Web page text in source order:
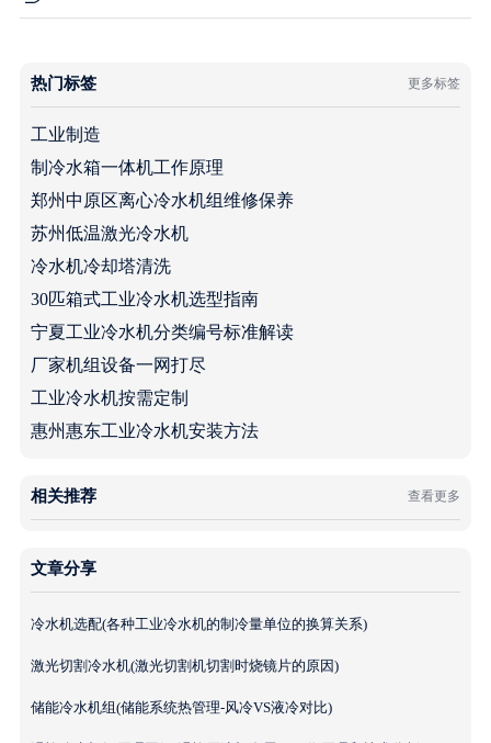
热门标签 更多标签
工业制造
制冷水箱一体机工作原理
郑州中原区离心冷水机组维修保养
苏州低温激光冷水机
冷水机冷却塔清洗
30匹箱式工业冷水机选型指南
宁夏工业冷水机分类编号标准解读
厂家机组设备一网打尽
工业冷水机按需定制
惠州惠东工业冷水机安装方法
相关推荐 查看更多
文章分享
冷水机选配(各种工业冷水机的制冷量单位的换算关系)
激光切割冷水机(激光切割机切割时烧镜片的原因)
储能冷水机组(储能系统热管理-风冷VS液冷对比)